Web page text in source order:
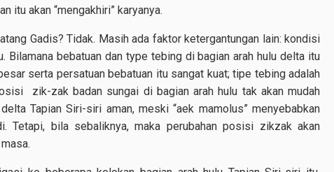
itu akan “mengakhiri” karyanya.
Gadis? Tidak. Masih ada faktor ketergantungan lain: kondisi
Bilamana bebatuan dan type tebing di bagian arah hulu delta itu
serta persatuan bebatuan itu sangat kuat; tipe tebing adalah
zik-zak badan sungai di bagian arah hulu tak akan mudah
Tapian Siri-siri aman, meski “aek mamolus” menyebabkan
Tetapi, bila sebaliknya, maka perubahan posisi zikzak akan